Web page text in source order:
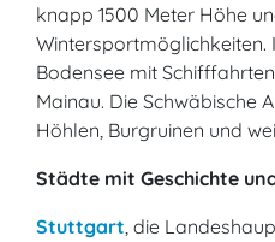
knapp 1500 Meter Höhe
Wintersportmöglichkeiten.
Bodensee mit
Mainau. Die Schwäbische
Höhlen, Burgruinen und
Städte mit Geschichte
Stuttgart, die